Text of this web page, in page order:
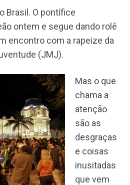
Brasil. O pontífice
ontem e segue dando rolê
encontro com a rapeize da
(JMJ).
Mas o que
chama a
atenção
são as
desgraças
e coisas
inusitadas
que vem